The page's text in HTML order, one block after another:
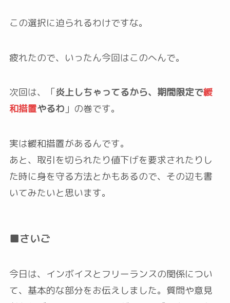
この選択に迫られるわけですな。
疲れたので、いったん今回はこのへんで。
次回は、「炎上しちゃってるから、期間限定で緩
和措置やるわ 」の巻です。
実は緩和措置があるんです。
あと、取引を切られたり値下げを要求されたりし
た時に身を守る方法とかもあるので、その辺も書
いてみたいと思います。
■さいご
今日は、インボイスとフリーランスの関係につい
て、基本的な部分をお伝えしました。質問や意見